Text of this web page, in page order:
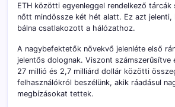
ETH közötti egyenleggel rendelkező tárcák
nőtt mindössze két hét alatt. Ez azt jelenti,
bálna csatlakozott a hálózathoz.
A nagybefektetők növekvő jelenléte első
jelentős dolognak. Viszont számszerűsítve
27 millió és 2,7 milliárd dollár közötti
felhasználókról beszélünk, akik ráadásul
megbízásokat tettek.